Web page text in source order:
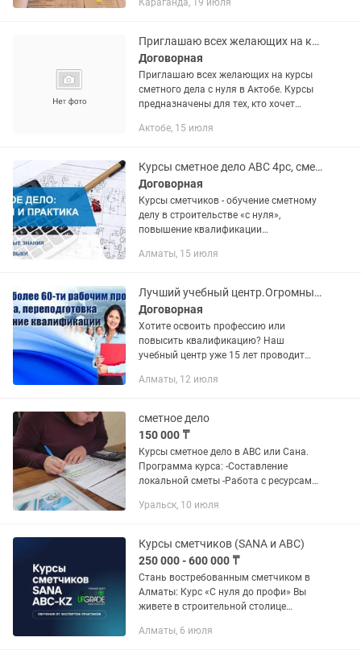
Караганда, 19 июля
Приглашаю всех желающих на курсы сметного дела с нуля в Актобе.
Договорная
Приглашаю всех желающих на курсы
сметного дела с нуля в Актобе. Курсы
предназначены для тех, кто хочет
предварительного опыта в этой
Актобе, 15 июля
Курсы сметное дело АВС 4рс, сметчик, ресурсный метод
Договорная
Курсы сметчиков - обучение сметному
делу в строительстве «с нуля»,
повышение квалификации
Изучение программного комплекса
Ресурсный...
Алматы, 15 июля
Лучший учебный центр.Огромный выбор курсов. Сертификат.Трудоустройство
Договорная
Хотите освоить профессию или
повысить квалификацию? Наш
учебный центр уже 15 лет проводит
компаний по всему Казахстану — от
Алматы, 12 июля
сметное дело
150 000 ₸
Курсы сметное дело в АВС или Сана.
Программа курса: -Составление
локальной сметы -Работа с ресурсами
объектных смет, сводных смет -Акты
Уральск, 10 июля
Курсы сметчиков (SANA и АВС)
250 000 - 600 000 ₸
Стань востребованным сметчиком в
Алматы: Курс «С нуля до профи» Вы
живете в строительной столице
карьеру? Мы подготовили курс,
Алматы, 6 июля